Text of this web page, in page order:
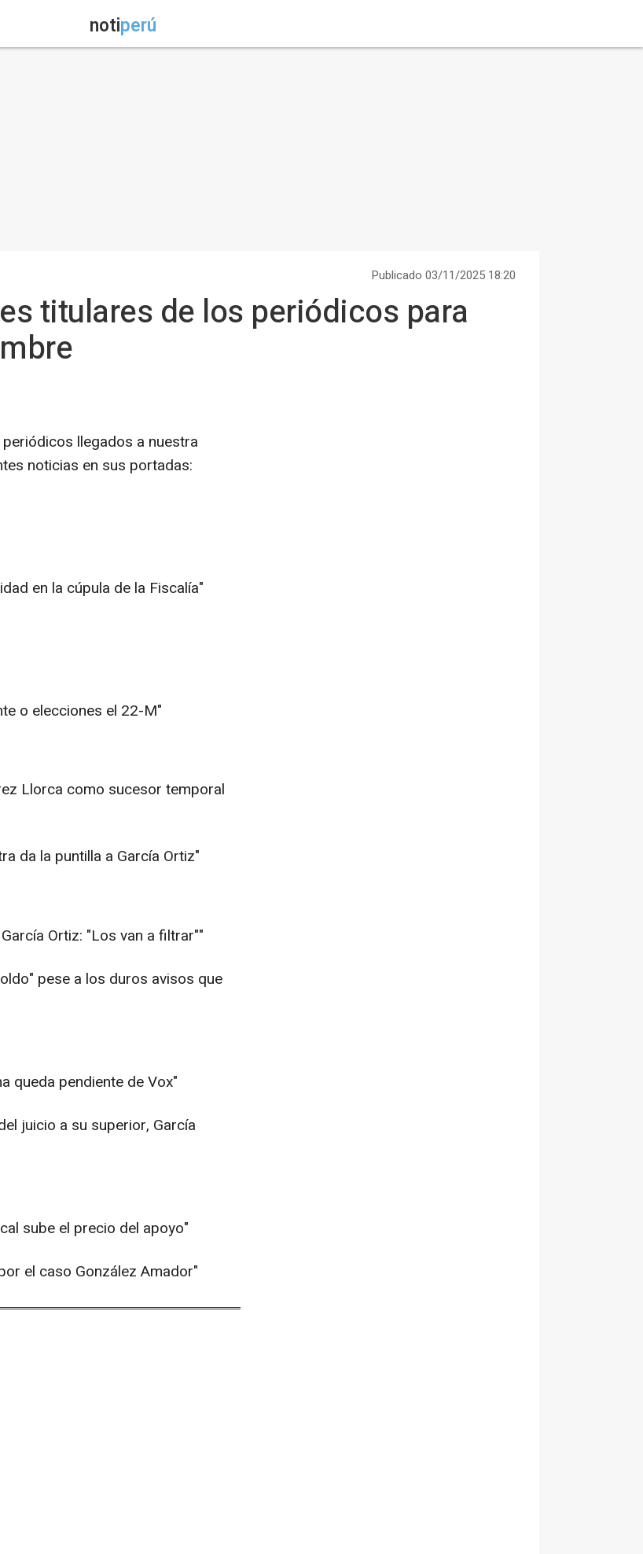
notiperú
Publicado 03/11/2025 18:20
titulares de los periódicos para
llegados a nuestra
noticias en sus portadas:
en la cúpula de la Fiscalía"
o elecciones el 22-M"
Llorca como sucesor temporal
da la puntilla a García Ortiz"
Ortiz: "Los van a filtrar""
pese a los duros avisos que
queda pendiente de Vox"
juicio a su superior, García
sube el precio del apoyo"
el caso González Amador"